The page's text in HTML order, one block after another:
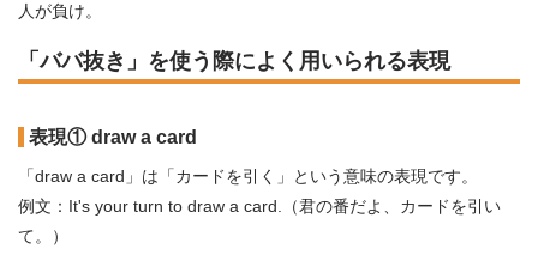
人が負け。
「ババ抜き」を使う際によく用いられる表現
表現① draw a card
「draw a card」は「カードを引く」という意味の表現です。
例文：It's your turn to draw a card.（君の番だよ、カードを引い
て。）